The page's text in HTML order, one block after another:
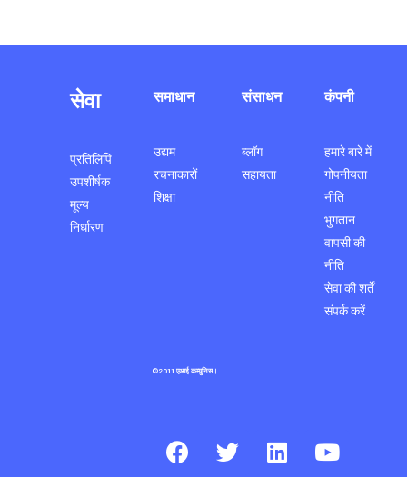
सेवा
प्रतिलिपि
उपशीर्षक
मूल्य
निर्धारण
समाधान
उद्यम
रचनाकारों
शिक्षा
संसाधन
ब्लॉग
सहायता
कंपनी
हमारे बारे में
गोपनीयता
नीति
भुगतान
वापसी की
नीति
सेवा की शर्तें
संपर्क करें
©2011 एआई कम्युनिस।